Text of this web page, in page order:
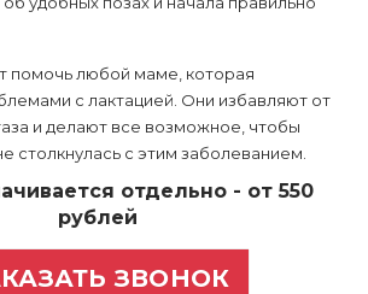
помочь любой маме, которая
с лактацией. Они избавляют от
и делают все возможное, чтобы
столкнулась с этим заболеванием.
отдельно - от 550
рублей
ЗВОНОК